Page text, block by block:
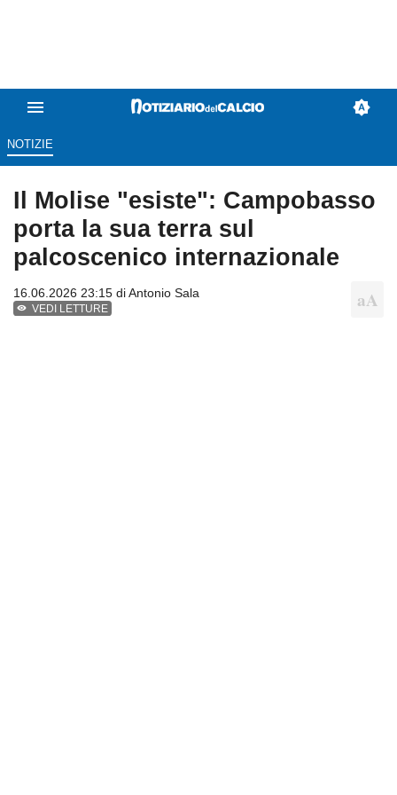
NOTIZIE
Il Molise "esiste": Campobasso
porta la sua terra sul
palcoscenico internazionale
16.06.2026 23:15 diAntonio Sala
VEDI LETTURE